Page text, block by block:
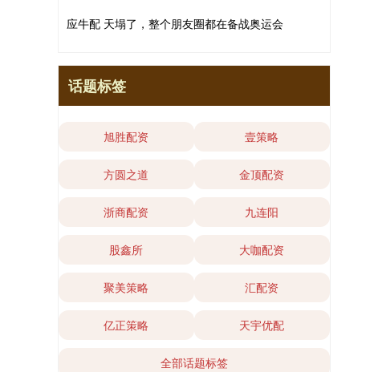
应牛配 天塌了，整个朋友圈都在备战奥运会
话题标签
旭胜配资 壹策略
方圆之道 金顶配资
浙商配资 九连阳
股鑫所 大咖配资
聚美策略 汇配资
亿正策略 天宇优配
全部话题标签